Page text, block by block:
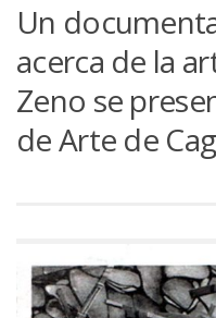
Un
acerca de la
Zeno se
de Arte de